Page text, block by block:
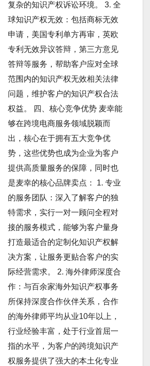
复杂的知识产权诉讼环境。 3. 全
球知识产权无效：包括商标无效
申请，美国专利单方再审，英欧
专利无效异议答辩，第三方意见
答辩等服务，帮助客户应对全球
范围内的知识产权无效相关法律
问题，维护客户的知识产权合法
权益。 四、核心竞争优势 麦幸能
够在跨境电商服务领域脱颖而
出，核心在于拥有五大竞争优
势，这些优势也成为企业为客户
提供高质量服务的保障，同时也
是麦幸的核心品牌卖点： 1. 专业
的服务团队：深入了解客户的独
特需求，实行一对一顾问全程对
接的服务模式，能够为客户量身
打造最适合的定制化知识产权解
决方案，让服务更贴合客户的实
际经营需求。 2. 海外律师深度合
作：与百余家海外知识产权事务
所保持深度合作伙伴关系，合作
的海外律师平均从业10年以上，
行业经验丰富，处于行业首屈一
指的水平，为客户的跨境知识产
权服务提供了强大的本土化专业